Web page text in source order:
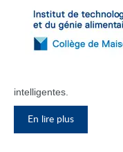
intelligentes.
En lire plus